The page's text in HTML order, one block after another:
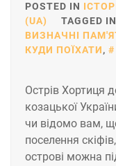
POSTED IN
(UA)
TAGGED IN
ВИЗНАЧНІ
КУДИ ПОЇХАТИ,
Острів Хортиця
козацької
чи відомо вам,
поселення
острові можна